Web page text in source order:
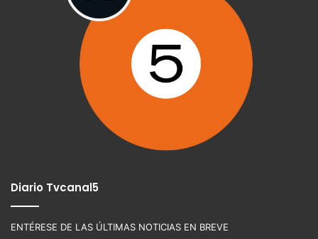
Diario Tvcanal5
ENTÉRESE DE LAS ÚLTIMAS NOTICIAS EN BREVE